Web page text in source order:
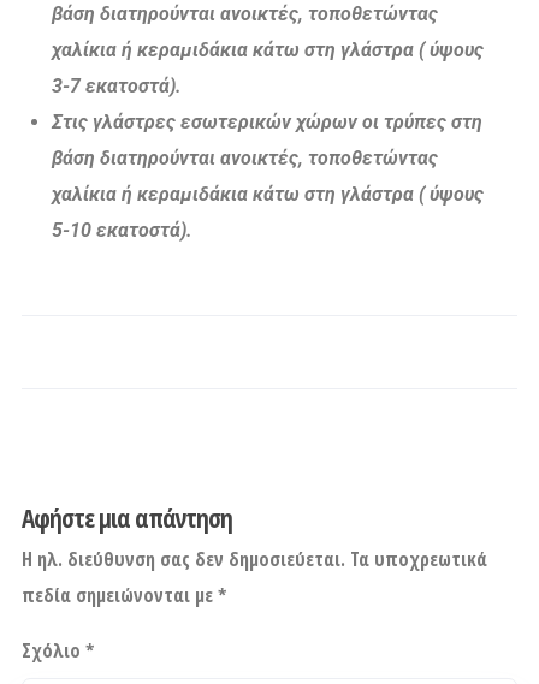
βάση διατηρούνται ανοικτές, τοποθετώντας
χαλίκια ή κεραμιδάκια κάτω στη γλάστρα ( ύψους
3-7 εκατοστά).
Στις γλάστρες εσωτερικών χώρων οι τρύπες στη
βάση διατηρούνται ανοικτές, τοποθετώντας
χαλίκια ή κεραμιδάκια κάτω στη γλάστρα ( ύψους
5-10 εκατοστά).
Αφήστε μια απάντηση
Η ηλ. διεύθυνση σας δεν δημοσιεύεται. Τα υποχρεωτικά
πεδία σημειώνονται με*
Σχόλιο *